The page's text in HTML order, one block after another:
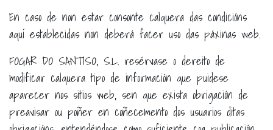
En caso de non estar consonte calquera das condicións
aquí establecidas non deberá facer uso das páxinas web.
FOGAR DO SANTISO, S.L. resérvase o dereito de
modificar calquera tipo de información que puidese
aparecer nos sitios web, sen que exista obrigación de
preavisar ou poñer en coñecemento dos usuarios ditas